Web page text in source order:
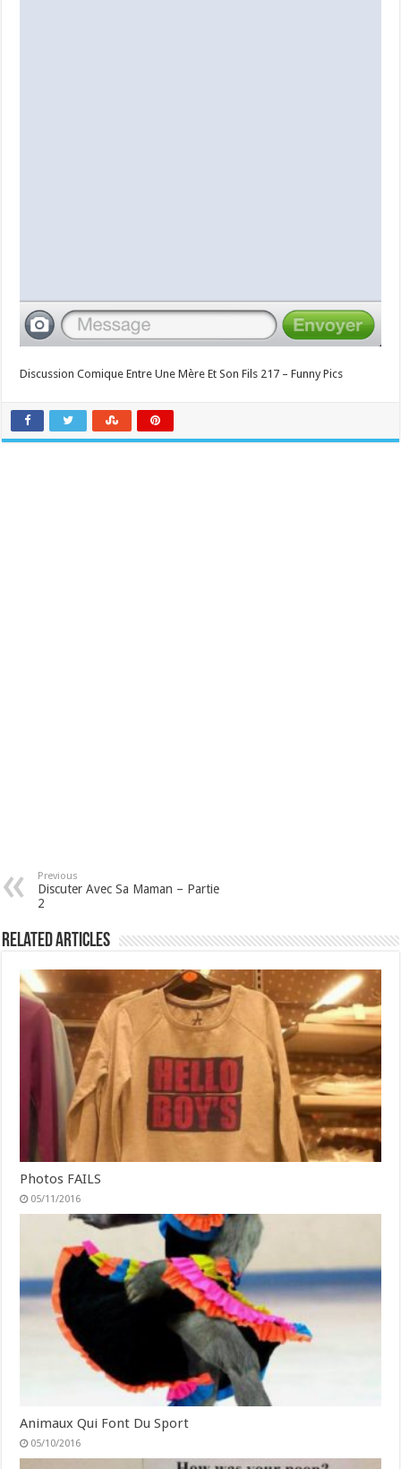
Discussion Comique Entre Une Mère Et Son Fils 217 – Funny Pics
Previous
Discuter Avec Sa Maman – Partie
2
Related Articles
Photos FAILS
05/11/2016
Animaux Qui Font Du Sport
05/10/2016